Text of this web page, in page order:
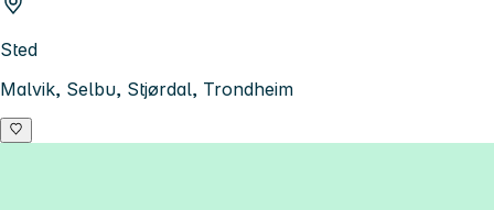
Sted
Malvik, Selbu, Stjørdal, Trondheim